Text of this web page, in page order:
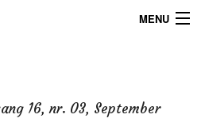
MENU
16, nr. 03, September